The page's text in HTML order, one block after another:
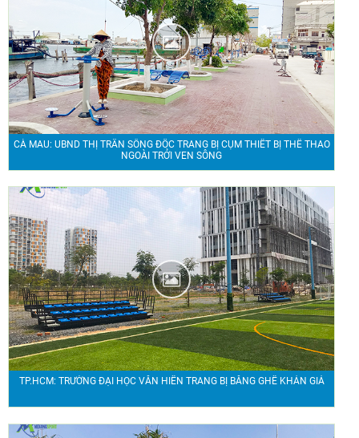
CÀ MAU: UBND THỊ TRẤN SÔNG ĐỐC TRANG BỊ CỤM THIẾT BỊ THỂ THAO
NGOÀI TRỞI VEN SÔNG
TP.HCM: TRƯỜNG ĐẠI HỌC VĂN HIẾN TRANG BỊ BĂNG GHẾ KHÁN GIẢ